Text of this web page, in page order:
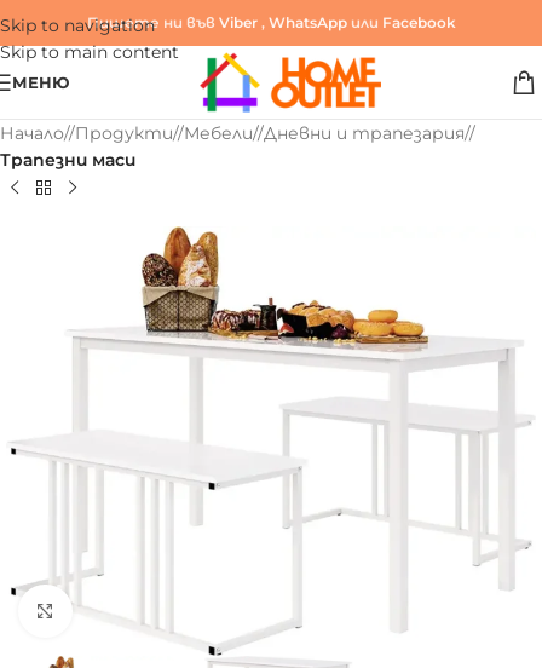
Skip to navigation
Skip to main content
Пишете ни във Viber , WhatsAppили Facebook
МЕНЮ
Начало/ Продукти/ Мебели/ Дневни и трапезария/
Трапезни маси
Click to enlarge